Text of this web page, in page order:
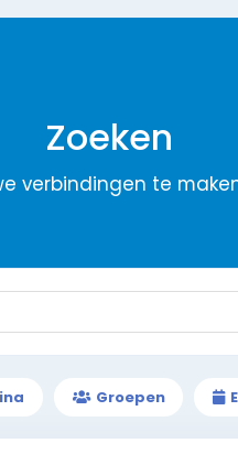
Zoeken
verbindingen te
Groepen